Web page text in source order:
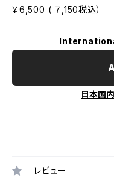
￥6,500 ( ７,150税込）
日本国
レビュー